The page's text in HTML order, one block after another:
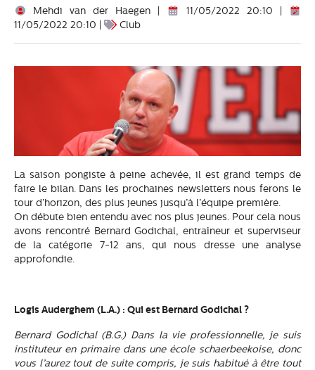
Mehdi van der Haegen |
11/05/2022 20:10 |
11/05/2022 20:10 |
Club
La saison pongiste à peine achevée, il est grand temps de
faire le bilan. Dans les prochaines newsletters nous ferons le
tour d’horizon, des plus jeunes jusqu’à l’équipe première.
On débute bien entendu avec nos plus jeunes. Pour cela nous
avons rencontré Bernard Godichal, entraîneur et superviseur
de la catégorie 7-12 ans, qui nous dresse une analyse
approfondie.
Logis Auderghem (L.A.) : Qui est Bernard Godichal ?
Bernard Godichal (B.G.) Dans la vie professionnelle, je suis
instituteur en primaire dans une école schaerbeekoise, donc
vous l’aurez tout de suite compris, je suis habitué à être tout